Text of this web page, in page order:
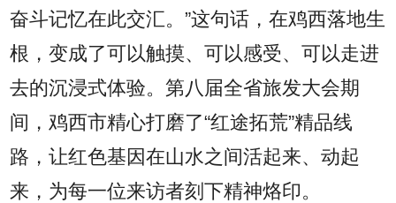
奋斗记忆在此交汇。”这句话，在鸡西落地生
根，变成了可以触摸、可以感受、可以走进
去的沉浸式体验。第八届全省旅发大会期
间，鸡西市精心打磨了“红途拓荒”精品线
路，让红色基因在山水之间活起来、动起
来，为每一位来访者刻下精神烙印。